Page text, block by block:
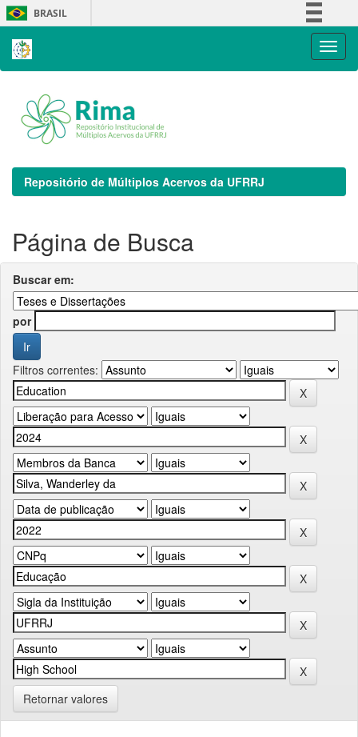
Skip
navigation
BRASIL
Repositório de Múltiplos Acervos da UFRRJ
Página de Busca
Buscar em:
por
Filtros correntes:
Retornar valores